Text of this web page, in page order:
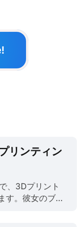
リンティン
、3Dプリント
す。彼女のブ